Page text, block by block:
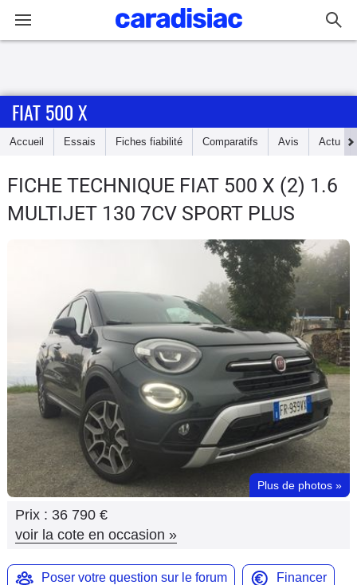
Accueil
Essais
Utilitaires
Flottes
Auto
Services
Forum
Moto
Marques
FIAT 500 X
Accueil Essais Fiches fiabilité Comparatifs Avis Actu
FICHE TECHNIQUE FIAT 500 X (2) 1.6
MULTIJET 130 7CV SPORT PLUS
Plus de photos »
Prix : 36 790 €
voir la cote en occasion »
Poser votre question sur le forum Financer